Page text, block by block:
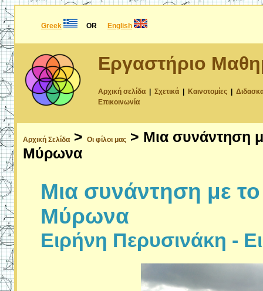
Greek OR English
Εργαστήριο
Αρχική σελίδα Σχετικά Καινοτομίες
Επικοινωνία
Αρχική Σελίδα > Οι φίλοι μας > Μια συνάντηση
Μύρωνα
Μια συνάντηση με το
Μύρωνα
Ειρήνη Περυσινάκη -